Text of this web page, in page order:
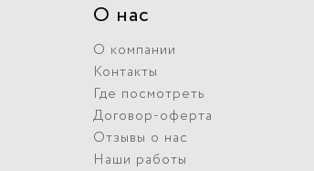
О нас
О компании
Контакты
Где посмотреть
Договор-оферта
Отзывы о нас
Наши работы